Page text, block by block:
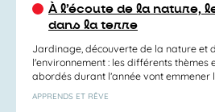
À l’écoute de la nature,
dans la terre
Jardinage, découverte de la nature et
l'environnement : les différents thèmes
abordés durant l’année vont emmener
APPRENDS ET RÊVE